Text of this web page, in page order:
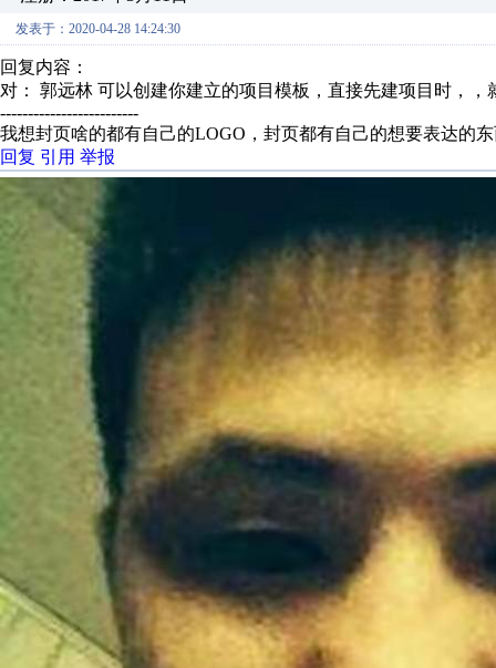
发表于：2020-04-28 14:24:30
回复内容：
对： 郭远林 可以创建你建立的项目模板，直接先建项目时，，
-------------------------
我想封页啥的都有自己的LOGO，封页都有自己的想要表达的
回复 引用 举报